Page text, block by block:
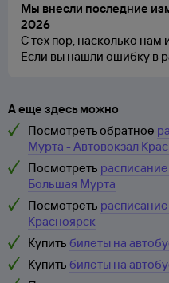
Мы внесли последние
2026
С тех пор, насколько
Если вы нашли ошибку в
А еще здесь можно
Посмотреть обратное
Мурта - Автовокзал
Посмотреть
Большая Мурта
Посмотреть
Красноярск
Купить билеты на
Купить билеты на